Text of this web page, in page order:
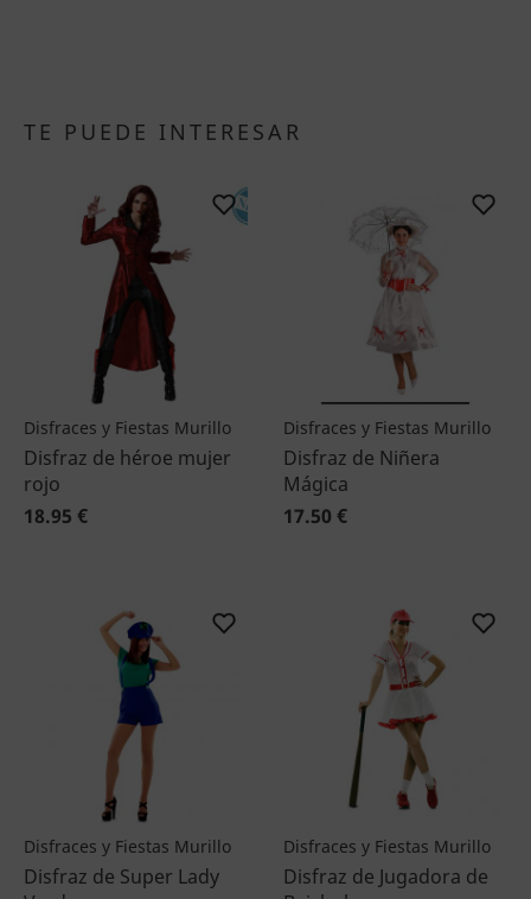
TE PUEDE INTERESAR
Disfraces y Fiestas Murillo
Disfraz de héroe mujer
rojo
18.95 €
Disfraces y Fiestas Murillo
Disfraz de Niñera
Mágica
17.50 €
Disfraces y Fiestas Murillo
Disfraz de Super Lady
Disfraces y Fiestas Murillo
Disfraz de Jugadora de